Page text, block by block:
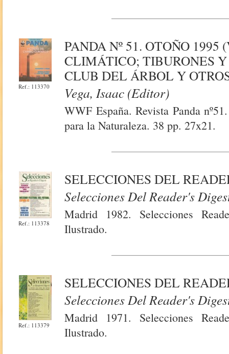
Ref.: 113370
PANDA Nº 51. OTOÑO
CLIMÁTICO; TIBURONES
CLUB DEL ÁRBOL Y
Vega, Isaac (Editor)
WWF España. Revista Panda
para la Naturaleza. 38 pp. 27x21.
Ref.: 113378
SELECCIONES DEL
Selecciones Del Reader's
Madrid 1982. Selecciones
Ilustrado.
Ref.: 113379
SELECCIONES DEL
Selecciones Del Reader's
Madrid 1971. Selecciones
Ilustrado.